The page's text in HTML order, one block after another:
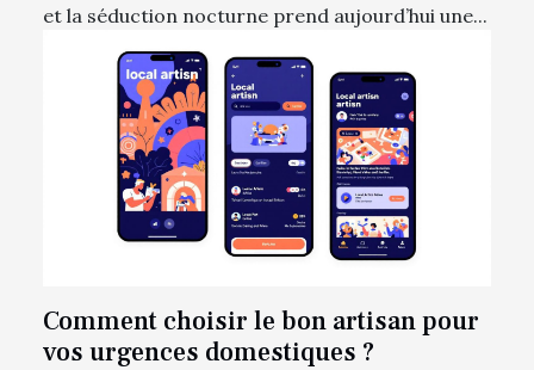
et la séduction nocturne prend aujourd’hui une...
Comment choisir le bon artisan pour
vos urgences domestiques ?